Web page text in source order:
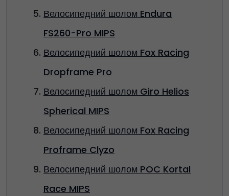
Велосипедний шолом Endura
FS260-Pro MIPS
Велосипедний шолом Fox Racing
Dropframe Pro
Велосипедний шолом Giro Helios
Spherical MIPS
Велосипедний шолом Fox Racing
Proframe Clyzo
Велосипедний шолом POC Kortal
Race MIPS